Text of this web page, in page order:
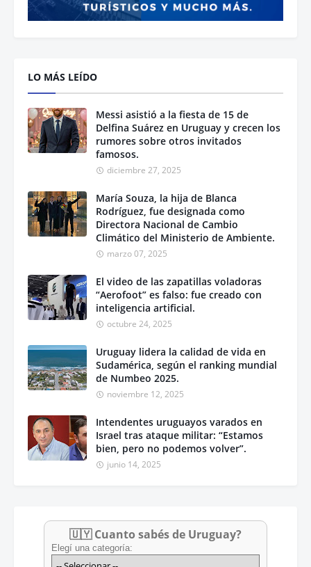
LO MÁS LEÍDO
Messi asistió a la fiesta de 15 de
Delfina Suárez en Uruguay y crecen los
rumores sobre otros invitados
famosos.
diciembre 27, 2025
María Souza, la hija de Blanca
Rodríguez, fue designada como
Directora Nacional de Cambio
Climático del Ministerio de Ambiente.
marzo 07, 2025
El video de las zapatillas voladoras
“Aerofoot” es falso: fue creado con
inteligencia artificial.
octubre 24, 2025
Uruguay lidera la calidad de vida en
Sudamérica, según el ranking mundial
de Numbeo 2025.
noviembre 12, 2025
Intendentes uruguayos varados en
Israel tras ataque militar: “Estamos
bien, pero no podemos volver”.
junio 14, 2025
🇺🇾 Cuanto sabés de Uruguay?
Elegí una categoría: